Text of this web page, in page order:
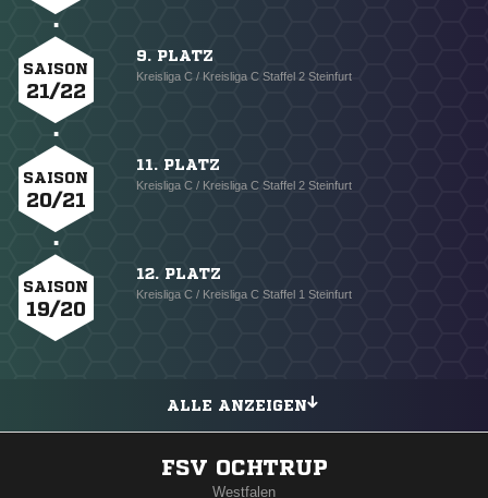
SAISON
21/22
9. PLATZ
Kreisliga C / Kreisliga C Staffel 2 Steinfurt
SAISON
20/21
11. PLATZ
Kreisliga C / Kreisliga C Staffel 2 Steinfurt
SAISON
19/20
12. PLATZ
Kreisliga C / Kreisliga C Staffel 1 Steinfurt
ALLE ANZEIGEN
FSV OCHTRUP
Westfalen